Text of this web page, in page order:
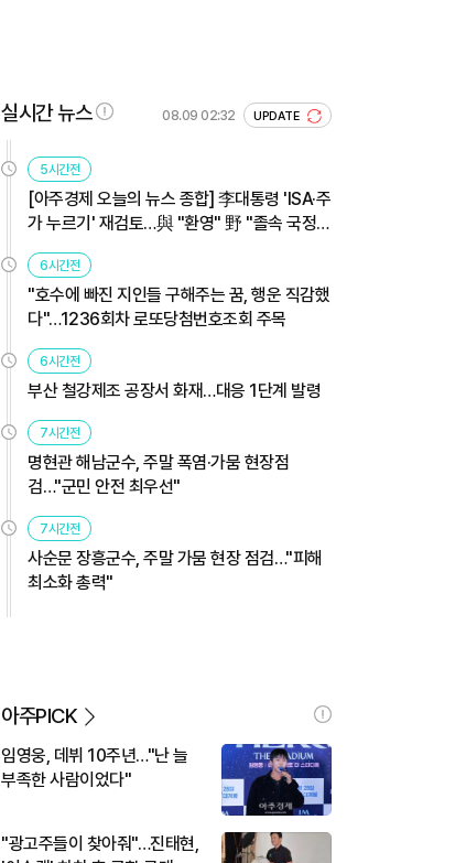
실시간 뉴스 08.09 02:32 UPDATE
5시간전
[아주경제 오늘의 뉴스 종합] 李대통령 'ISA·주
가 누르기' 재검토…與 "환영" 野 "졸속 국정"
外
6시간전
"호수에 빠진 지인들 구해주는 꿈, 행운 직감했
다"…1236회차 로또당첨번호조회 주목
6시간전
부산 철강제조 공장서 화재…대응 1단계 발령
7시간전
명현관 해남군수, 주말 폭염·가뭄 현장점
검…"군민 안전 최우선"
7시간전
사순문 장흥군수, 주말 가뭄 현장 점검…"피해
최소화 총력"
아주PICK
임영웅, 데뷔 10주년…"난 늘
부족한 사람이었다"
"광고주들이 찾아줘"…진태현,